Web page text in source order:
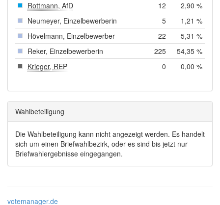
Rottmann, AfD
12
2,90 %
Neumeyer, Einzelbewerberin
5
1,21 %
Hövelmann, Einzelbewerber
22
5,31 %
Reker, Einzelbewerberin
225
54,35 %
Krieger, REP
0 0,00 %
Wahlbeteiligung
Die Wahlbeteiligung kann nicht angezeigt werden. Es handelt
sich um einen Briefwahlbezirk, oder es sind bis jetzt nur
Briefwahlergebnisse eingegangen.
votemanager.de